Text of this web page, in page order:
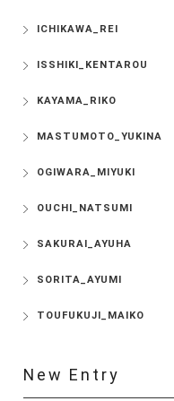
ICHIKAWA_REI
ISSHIKI_KENTAROU
KAYAMA_RIKO
MASTUMOTO_YUKINA
OGIWARA_MIYUKI
OUCHI_NATSUMI
SAKURAI_AYUHA
SORITA_AYUMI
TOUFUKUJI_MAIKO
New Entry